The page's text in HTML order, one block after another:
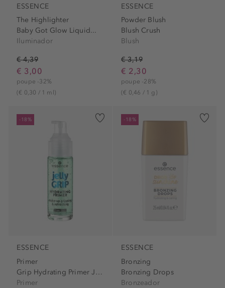
ESSENCE
The Highlighter
Baby Got Glow Liquid...
Iluminador
€ 4,39
€ 3,00
poupe -32%
(€ 0,30 / 1 ml)
ESSENCE
Powder Blush
Blush Crush
Blush
€ 3,19
€ 2,30
poupe -28%
(€ 0,46 / 1 g)
-18%
ESSENCE
Primer
Grip Hydrating Primer Jelly
Primer
-18%
ESSENCE
Bronzing
Bronzing Drops
Bronzeador